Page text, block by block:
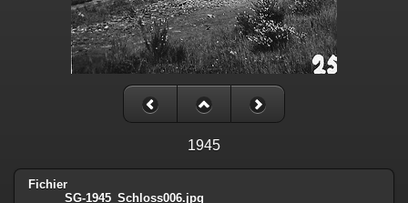
1945
Fichier
SG-1945_Schloss006.jpg